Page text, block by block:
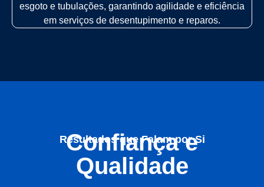
esgoto e tubulações, garantindo agilidade e eficiência
em serviços de desentupimento e reparos.
Resultados que Falam por Si
Confiança e
Qualidade